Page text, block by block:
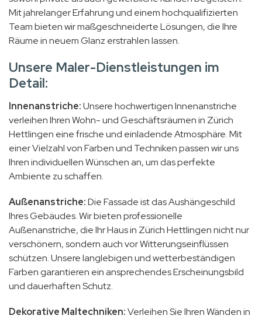
Mit jahrelanger Erfahrung und einem hochqualifizierten
Team bieten wir maßgeschneiderte Lösungen, die Ihre
Räume in neuem Glanz erstrahlen lassen.
Unsere Maler-Dienstleistungen im
Detail:
Innenanstriche:Unsere hochwertigen Innenanstriche
verleihen Ihren Wohn- und Geschäftsräumen in Zürich
Hettlingen eine frische und einladende Atmosphäre. Mit
einer Vielzahl von Farben und Techniken passen wir uns
Ihren individuellen Wünschen an, um das perfekte
Ambiente zu schaffen.
Außenanstriche:Die Fassade ist das Aushängeschild
Ihres Gebäudes. Wir bieten professionelle
Außenanstriche, die Ihr Haus in Zürich Hettlingen nicht nur
verschönern, sondern auch vor Witterungseinflüssen
schützen. Unsere langlebigen und wetterbeständigen
Farben garantieren ein ansprechendes Erscheinungsbild
und dauerhaften Schutz.
Dekorative Maltechniken:Verleihen Sie Ihren Wänden in